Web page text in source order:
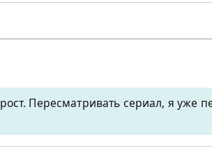
Пересматривать сериал, я